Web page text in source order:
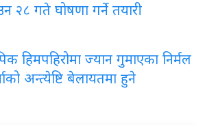
२८ गते घोषणा गर्ने तयारी
पिक हिमपहिरोमा ज्यान गुमाएका निर्मल
अन्त्येष्टि बेलायतमा हुने